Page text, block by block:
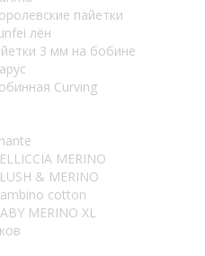
пайетки
лён
3 мм на бобине
Curving
MERINO
& MERINO
cotton
MERINO XL